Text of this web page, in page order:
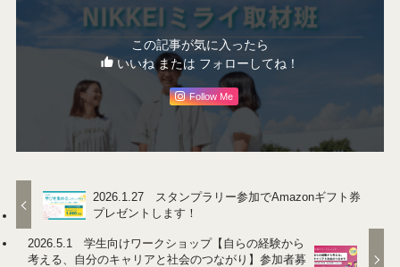
この記事が気に入ったら
いいね または フォローしてね！
Follow Me
2026.1.27 スタンプラリー参加でAmazonギフト券
プレゼントします！​
2026.5.1 学生向けワークショップ【自らの経験から
考える、自分のキャリアと社会のつながり】参加者募